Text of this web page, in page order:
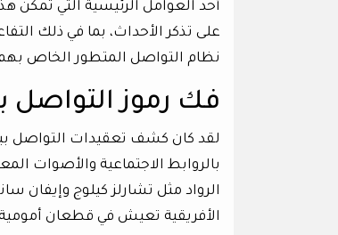
أحد العوامل الرئيسية التي تمكن
على تذكر الأحداث، بما في ذلك
نظام التواصل المتطور الخاص
فك رموز التواصل
لقد كان كشف تعقيدات التواصل
بالروابط الاجتماعية والأصوات
الرواد مثل تشارلز كيلوج وإيفان
الأفريقية تعيش في قطعان